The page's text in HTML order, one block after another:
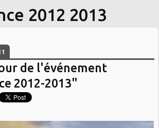
2012 2013
de l'événement
2012-2013"